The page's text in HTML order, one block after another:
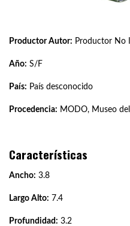
Productor Autor: Productor No
Año: S/F
País: País desconocido
Procedencia: MODO, Museo
Características
Ancho: 3.8
Largo Alto: 7.4
Profundidad: 3.2